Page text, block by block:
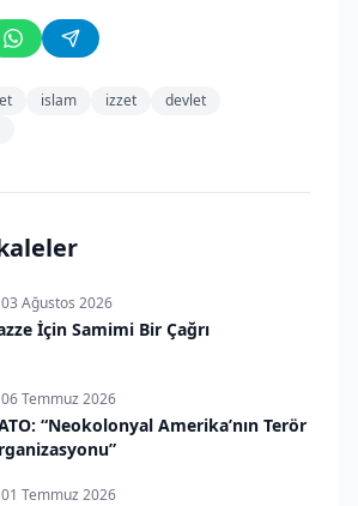
islam izzet
devlet
03 Ağustos 2026
İçin Samimi Bir Çağrı
06 Temmuz 2026
“Neokolonyal Amerika’nın Terör
01 Temmuz 2026